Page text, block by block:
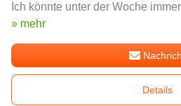
Ich könnte unter der Woche
» mehr
Details